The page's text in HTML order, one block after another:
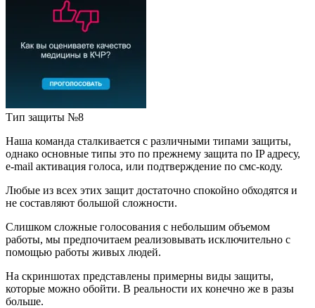
Тип защиты №8
Наша команда сталкивается с различными типами защиты,
однако основные типы это по прежнему защита по IP адресу,
e-mail активация голоса, или подтверждение по смс-коду.
Любые из всех этих защит достаточно спокойно обходятся и
не составляют большой сложности.
Слишком сложные голосования с небольшим объемом
работы, мы предпочитаем реализовывать исключительно с
помощью работы живых людей.
На скриншотах представлены примерны виды защиты,
которые можно обойти. В реальности их конечно же в разы
больше.